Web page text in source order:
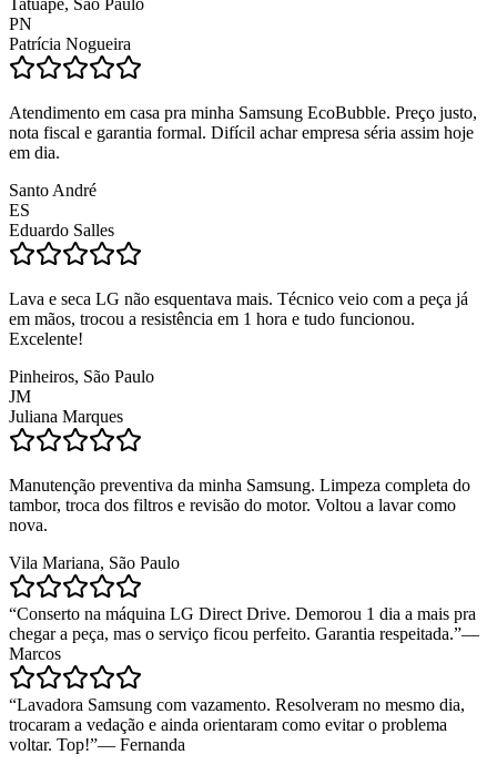
Tatuapé, São Paulo
PN
Patrícia Nogueira
Atendimento em casa pra minha Samsung EcoBubble. Preço justo,
nota fiscal e garantia formal. Difícil achar empresa séria assim hoje
em dia.
Santo André
ES
Eduardo Salles
Lava e seca LG não esquentava mais. Técnico veio com a peça já
em mãos, trocou a resistência em 1 hora e tudo funcionou.
Excelente!
Pinheiros, São Paulo
JM
Juliana Marques
Manutenção preventiva da minha Samsung. Limpeza completa do
tambor, troca dos filtros e revisão do motor. Voltou a lavar como
nova.
Vila Mariana, São Paulo
“Conserto na máquina LG Direct Drive. Demorou 1 dia a mais pra
chegar a peça, mas o serviço ficou perfeito. Garantia respeitada.”—
Marcos
“Lavadora Samsung com vazamento. Resolveram no mesmo dia,
trocaram a vedação e ainda orientaram como evitar o problema
voltar. Top!”— Fernanda